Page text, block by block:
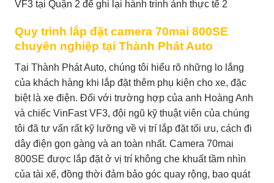
Quy trình lắp đặt camera 70mai 800SE
chuyên nghiệp tại Thành Phát Auto
Tại Thành Phát Auto, chúng tôi hiểu rõ những lo lắng
của khách hàng khi lắp đặt thêm phụ kiện cho xe, đặc
biệt là xe điện. Đối với trường hợp của anh Hoàng Anh
và chiếc VinFast VF3, đội ngũ kỹ thuật viên của chúng
tôi đã tư vấn rất kỹ lưỡng về vị trí lắp đặt tối ưu, cách đi
dây điện gọn gàng và an toàn nhất. Camera 70mai
800SE được lắp đặt ở vị trí không che khuất tầm nhìn
của tài xế, đồng thời đảm bảo góc quay rộng, bao quát